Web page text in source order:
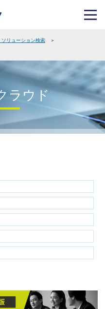
ソリューション検索
>
ラウド